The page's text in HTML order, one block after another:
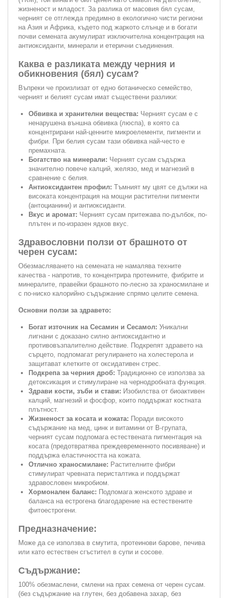
жизненост и младост. За разлика от масовия бял сусам,
черният се отглежда предимно в екологично чисти региони
на Азия и Африка, където под жаркото слънце и в богати
почви семената акумулират изключителна концентрация на
антиоксиданти, минерали и етерични съединения.
Каква е разликата между черния и
обикновения (бял) сусам?
Въпреки че произлизат от едно ботаническо семейство,
черният и белият сусам имат съществени разлики:
Обвивка и хранителни вещества: Черният сусам е с
ненарушена външна обвивка (люспа), в която са
концентрирани най-ценните микроелементи, пигменти и
фибри. При белия сусам тази обвивка най-често е
премахната.
Богатство на минерали: Черният сусам съдържа
значително повече калций, желязо, мед и магнезий в
сравнение с белия.
Антиоксидантен профил: Тъмният му цвят се дължи на
високата концентрация на мощни растителни пигменти
(антоцианини) и антиоксиданти.
Вкус и аромат: Черният сусам притежава по-дълбок, по-
плътен и по-изразен ядков вкус.
Здравословни ползи от брашното от
черен сусам:
Обезмасляването на семената не намалява техните
качества - напротив, то концентрира протеините, фибрите и
минералите, правейки брашното по-лесно за храносмилане и
с по-ниско калорийно съдържание спрямо целите семена.
Основни ползи за здравето:
Богат източник на Сесамин и Сесамол: Уникални
лигнани с доказано силно антиоксидантно и
противовъзпалително действие. Подкрепят здравето на
сърцето, подпомагат регулирането на холестерола и
защитават клетките от оксидативен стрес.
Подкрепа за черния дроб: Традиционно се използва за
детоксикация и стимулиране на чернодробната функция.
Здрави кости, зъби и стави: Изобилства от биоактивен
калций, магнезий и фосфор, които поддържат костната
плътност.
Жизненост за косата и кожата: Поради високото
съдържание на мед, цинк и витамини от B-групата,
черният сусам подпомага естествената пигментация на
косата (предотвратява преждевременното посивяване) и
поддържа еластичността на кожата.
Отлично храносмилане: Растителните фибри
стимулират чревната перисталтика и поддържат
здравословен микробиом.
Хормонален баланс: Подпомага женското здраве и
баланса на естрогена благодарение на естествените
фитоестрогени.
Предназначение:
Може да се използва в смутита, протеинови барове, печива
или като естествен сгъстител в супи и сосове.
Съдържание:
100% обезмаслени, смлени на прах семена от черен сусам.
(без съдържание на глутен, без добавена захар, без